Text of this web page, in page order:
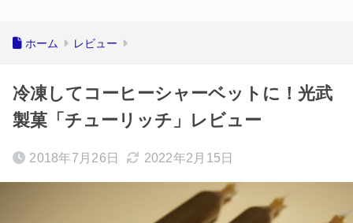
ホーム レビュー
冷凍してコーヒーシャーベットに！光武
製菓「チューリッチ」レビュー
2018年7月26日 2022年2月15日